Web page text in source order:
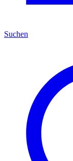
Suchen